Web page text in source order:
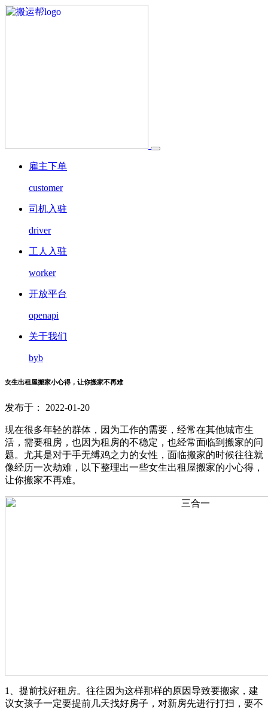
雇主下单
customer
司机入驻
driver
工人入驻
worker
开放平台
openapi
关于我们
byb
女生出租屋搬家小心得，让你搬家不再难
发布于： 2022-01-20
现在很多年轻的群体，因为工作的需要，经常在其他城市生
活，需要租房，也因为租房的不稳定，也经常面临到搬家的问
题。尤其是对于手无缚鸡之力的女性，面临搬家的时候往往就
像经历一次劫难，以下整理出一些女生出租屋搬家的小心得，
让你搬家不再难。
1、提前找好租房。往往因为这样那样的原因导致要搬家，建
议女孩子一定要提前几天找好房子，对新房先进行打扫，要不